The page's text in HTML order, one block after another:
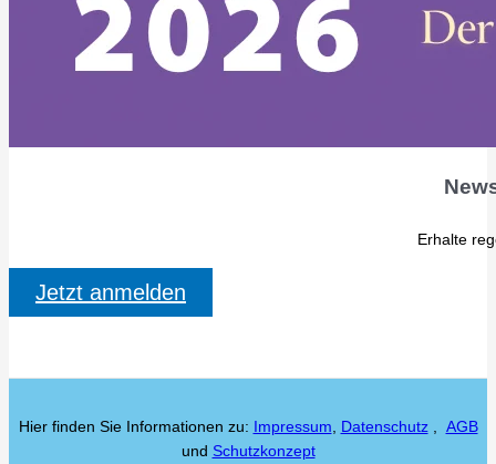
Erhalte
Jetzt anmelden
Hier finden Sie Informationen zu: Impressum, Datenschutz, AGB
und Schutzkonzept